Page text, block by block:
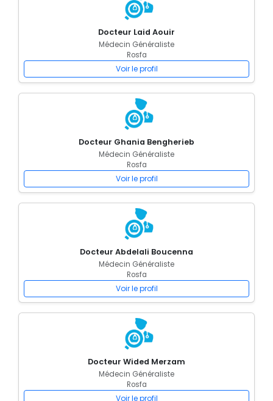
Docteur Laid Aouir
Médecin Généraliste
Rosfa
Voir le profil
Docteur Ghania Bengherieb
Médecin Généraliste
Rosfa
Voir le profil
Docteur Abdelali Boucenna
Médecin Généraliste
Rosfa
Voir le profil
Docteur Wided Merzam
Médecin Généraliste
Rosfa
Voir le profil